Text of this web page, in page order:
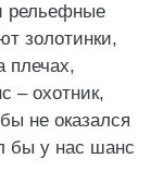
рельефные
золотинки,
плечах,
– охотник,
не оказался
бы у нас шанс